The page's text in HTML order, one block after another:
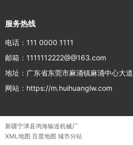
服务热线
电话：111 0000 1111
邮箱：1111112222@@163.com
地址：广东省东莞市麻涌镇麻涌中心大道
网站：https://m.huihuanglw.com
新疆宁津县鸿海输送机械厂
XML地图 百度地图 城市分站